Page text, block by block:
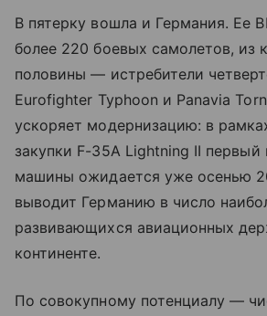
В пятерку вошла и Германия. Ее
более 220 боевых самолетов, из
половины — истребители
Eurofighter Typhoon и Panavia
ускоряет модернизацию: в
закупки F-35A Lightning II первый
машины ожидается уже осенью
выводит Германию в число
развивающихся авиационных
континенте.
По совокупному потенциалу —